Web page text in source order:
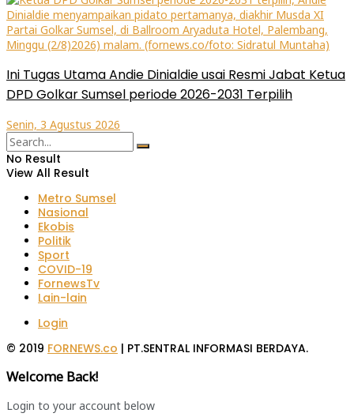
Ini Tugas Utama Andie Dinialdie usai Resmi Jabat Ketua
DPD Golkar Sumsel periode 2026-2031 Terpilih
Senin, 3 Agustus 2026
No Result
View All Result
Metro Sumsel
Nasional
Ekobis
Politik
Sport
COVID-19
FornewsTv
Lain-lain
Login
© 2019 FORNEWS.co | PT.SENTRAL INFORMASI BERDAYA.
Welcome Back!
Login to your account below